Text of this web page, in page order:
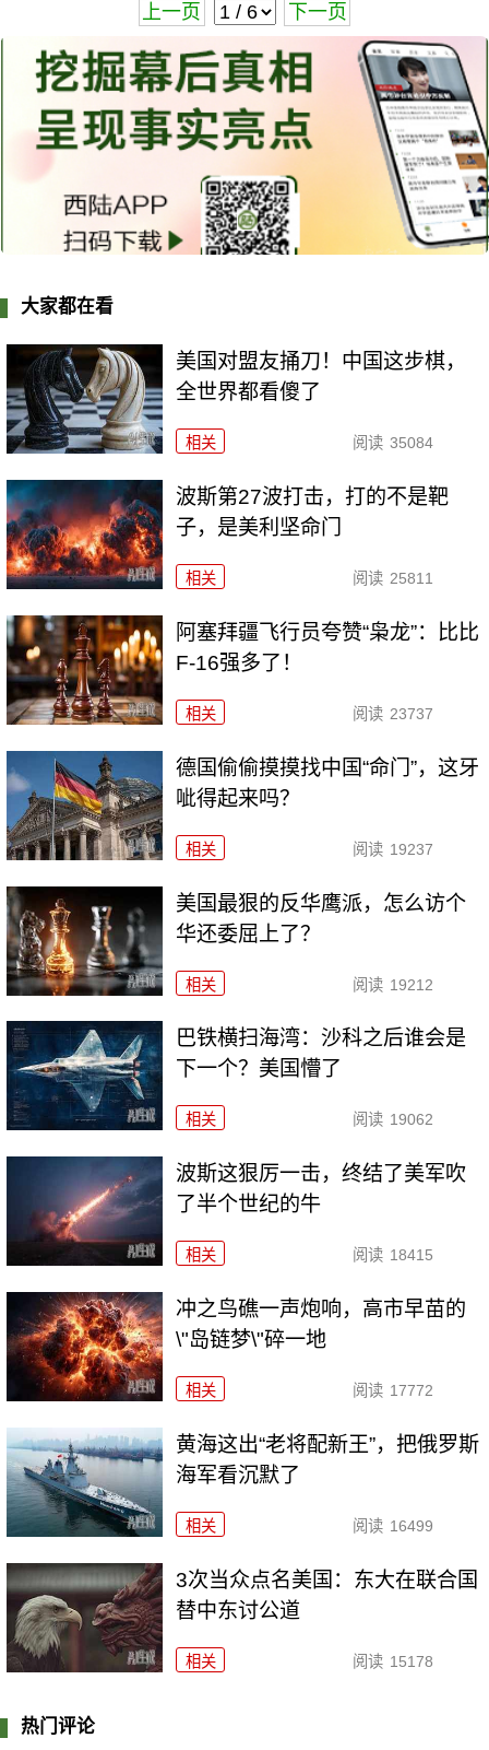
上一页 下一页
大家都在看
美国对盟友捅刀！中国这步棋，
全世界都看傻了
相关 阅读 35084
波斯第27波打击，打的不是靶
子，是美利坚命门
相关 阅读 25811
阿塞拜疆飞行员夸赞“枭龙”：比比
F-16强多了！
相关 阅读 23737
德国偷偷摸摸找中国“命门”，这牙
呲得起来吗？
相关 阅读 19237
美国最狠的反华鹰派，怎么访个
华还委屈上了？
相关 阅读 19212
巴铁横扫海湾：沙科之后谁会是
下一个？美国懵了
相关 阅读 19062
波斯这狠厉一击，终结了美军吹
了半个世纪的牛
相关 阅读 18415
冲之鸟礁一声炮响，高市早苗的
\"岛链梦\"碎一地
相关 阅读 17772
黄海这出“老将配新王”，把俄罗斯
海军看沉默了
相关 阅读 16499
3次当众点名美国：东大在联合国
替中东讨公道
相关 阅读 15178
热门评论